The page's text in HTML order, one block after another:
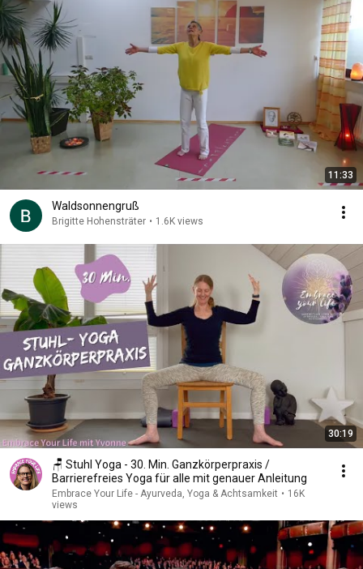
11:33
Waldsonnengruß
Brigitte Hohensträter • 1.6K views
30:19
🪑 Stuhl Yoga - 30. Min. Ganzkörperpraxis /
Barrierefreies Yoga für alle mit genauer Anleitung
Embrace Your Life - Ayurveda, Yoga & Achtsamkeit • 16K
views